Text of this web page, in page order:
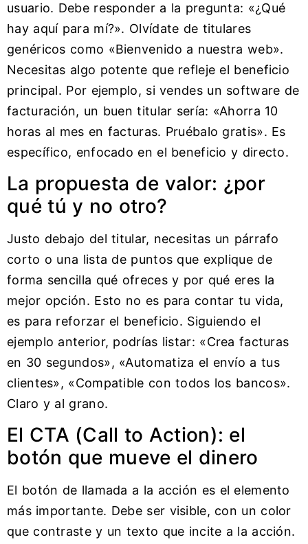
usuario. Debe responder a la pregunta: «¿Qué
hay aquí para mí?». Olvídate de titulares
genéricos como «Bienvenido a nuestra web».
Necesitas algo potente que refleje el beneficio
principal. Por ejemplo, si vendes un software de
facturación, un buen titular sería: «Ahorra 10
horas al mes en facturas. Pruébalo gratis». Es
específico, enfocado en el beneficio y directo.
La propuesta de valor: ¿por
qué tú y no otro?
Justo debajo del titular, necesitas un párrafo
corto o una lista de puntos que explique de
forma sencilla qué ofreces y por qué eres la
mejor opción. Esto no es para contar tu vida,
es para reforzar el beneficio. Siguiendo el
ejemplo anterior, podrías listar: «Crea facturas
en 30 segundos», «Automatiza el envío a tus
clientes», «Compatible con todos los bancos».
Claro y al grano.
El CTA (Call to Action): el
botón que mueve el dinero
El botón de llamada a la acción es el elemento
más importante. Debe ser visible, con un color
que contraste y un texto que incite a la acción.